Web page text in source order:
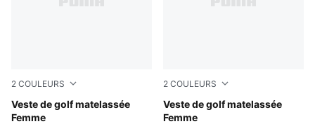
2 COULEURS
Veste de golf matelassée
Femme
Deep Navy
2 COULEURS
Veste de golf matelassée
Femme
Warm White